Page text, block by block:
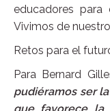
educadores
Vivimos de
Retos para el
Para Bernard
pudiéramos ser